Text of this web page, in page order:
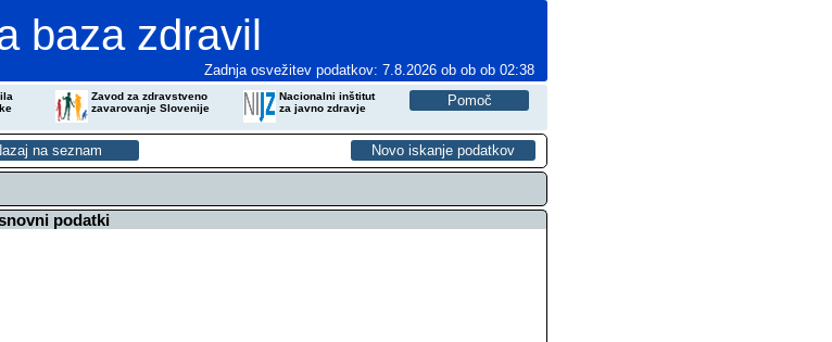
baza zdravil
Zadnja osvežitev podatkov: 7.8.2026 ob ob ob 02:38
Zavod za zdravstveno
zavarovanje Slovenije
Nacionalni inštitut
za javno zdravje
podatki